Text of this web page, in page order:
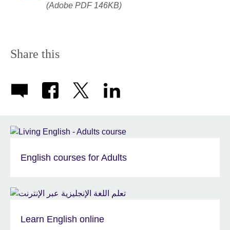
(Adobe PDF 146KB)
Share this
English courses for Adults
Learn English online